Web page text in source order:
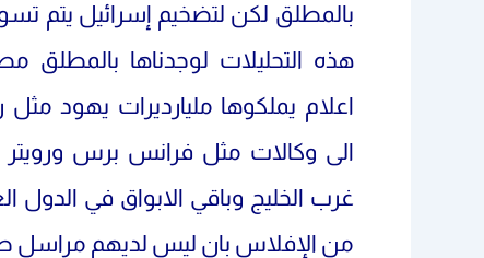
بالمطلق لكن لتضخيم إسرائيل يتم
هذه التحليلات لوجدناها
اعلام يملكوها مليارديرات يهود مثل
الى وكالات مثل فرانس برس ورويتر
غرب الخليج وباقي الابواق في الدول
من الإفلاس بان ليس لديهم مراسل